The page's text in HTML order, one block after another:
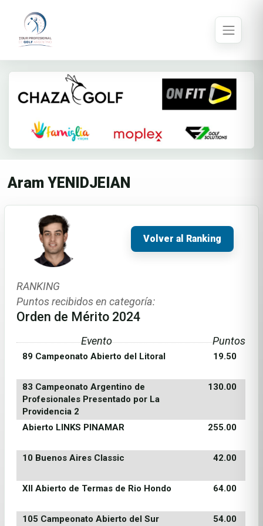
Aram YENIDJEIAN
Volver al Ranking
RANKING
Puntos recibidos en categoría:
Orden de Mérito 2024
Evento Puntos
89 Campeonato Abierto del Litoral 19.50
83 Campeonato Argentino de
Profesionales Presentado por La
Providencia 2
130.00
Abierto LINKS PINAMAR 255.00
10 Buenos Aires Classic 42.00
XII Abierto de Termas de Rio Hondo 64.00
105 Campeonato Abierto del Sur 54.00